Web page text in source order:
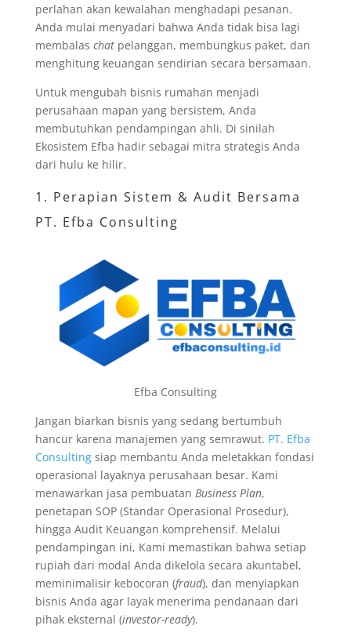
perlahan akan kewalahan menghadapi pesanan.
Anda mulai menyadari bahwa Anda tidak bisa lagi
membalas chatpelanggan, membungkus paket, dan
menghitung keuangan sendirian secara bersamaan.
Untuk mengubah bisnis rumahan menjadi
perusahaan mapan yang bersistem, Anda
membutuhkan pendampingan ahli. Di sinilah
Ekosistem Efba hadir sebagai mitra strategis Anda
dari hulu ke hilir.
1. Perapian Sistem & Audit Bersama
PT. Efba Consulting
Efba Consulting
Jangan biarkan bisnis yang sedang bertumbuh
hancur karena manajemen yang semrawut. PT. Efba
Consultingsiap membantu Anda meletakkan fondasi
operasional layaknya perusahaan besar. Kami
menawarkan jasa pembuatan Business Plan,
penetapan SOP (Standar Operasional Prosedur),
hingga Audit Keuangan komprehensif. Melalui
pendampingan ini, Kami memastikan bahwa setiap
rupiah dari modal Anda dikelola secara akuntabel,
meminimalisir kebocoran (fraud), dan menyiapkan
bisnis Anda agar layak menerima pendanaan dari
pihak eksternal (investor-ready).